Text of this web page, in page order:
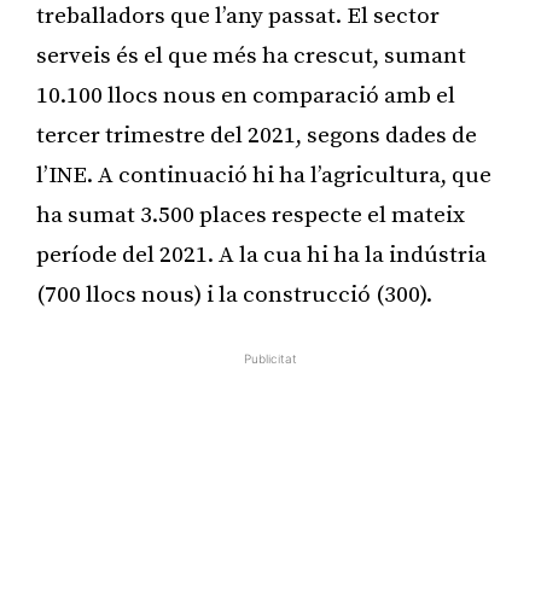
treballadors que l’any passat. El sector
serveis és el que més ha crescut, sumant
10.100 llocs nous en comparació amb el
tercer trimestre del 2021, segons dades de
l’INE. A continuació hi ha l’agricultura, que
ha sumat 3.500 places respecte el mateix
període del 2021. A la cua hi ha la indústria
(700 llocs nous) i la construcció (300).
Publicitat